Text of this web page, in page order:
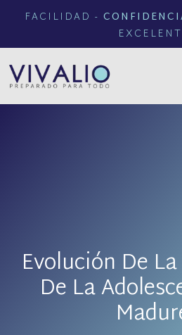
FACILIDAD -
Evolución De
De La